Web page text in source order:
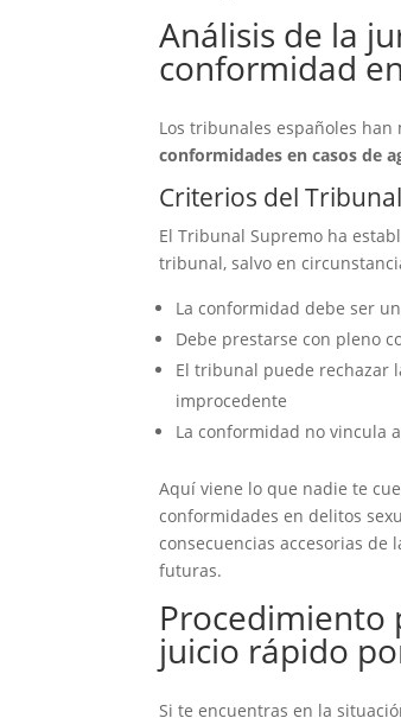
Análisis de la
conformidad
Los tribunales españoles
conformidades en casos de
Criterios del
El Tribunal Supremo ha
tribunal, salvo en
La conformidad debe ser
Debe prestarse con pleno
El tribunal puede rechazar
improcedente
La conformidad no vincula
Aquí viene lo que nadie te
conformidades en delitos
consecuencias accesorias
futuras.
Procedimiento
juicio rápido
Si te encuentras en la